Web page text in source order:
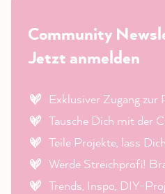
Community
Jetzt anmelden
Exklusiver Zugang zur
Tausche Dich mit der
Teile Projekte, lass
Werde Streichprofi!
Trends, Inspo, DIY-